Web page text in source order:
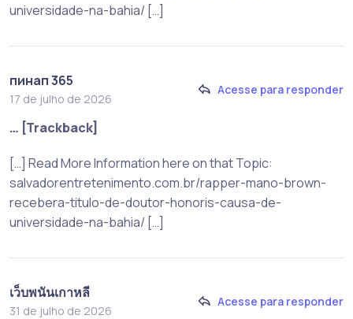
universidade-na-bahia/ […]
пинап 365
17 de julho de 2026
Acesse para responder
… [Trackback]
[…] Read More Information here on that Topic:
salvadorentretenimento.com.br/rapper-mano-brown-
recebera-titulo-de-doutor-honoris-causa-de-
universidade-na-bahia/ […]
เว็บพนันเกาหลี
31 de julho de 2026
Acesse para responder